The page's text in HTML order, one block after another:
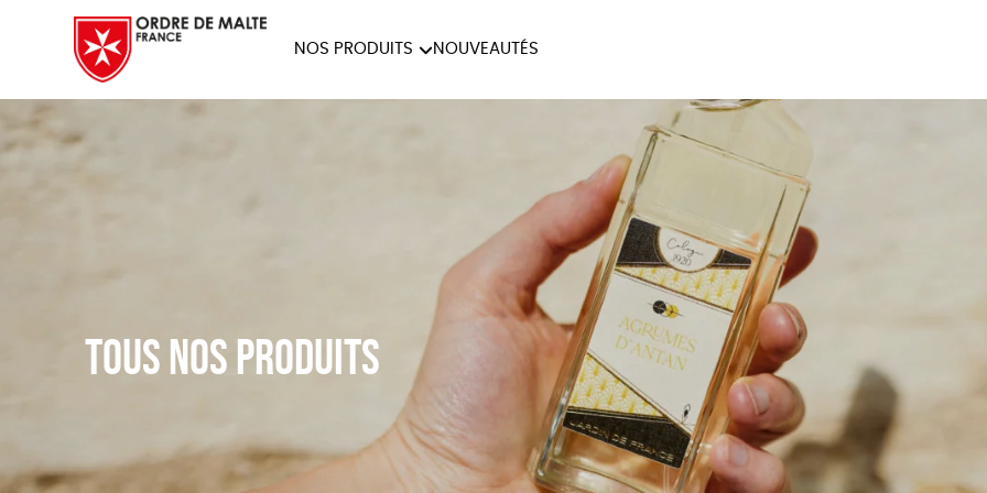
NOS PRODUITS
NOTRE COLLECTION MAISON
LIVRES
NOUVEAUTÉS
Tous nos produits